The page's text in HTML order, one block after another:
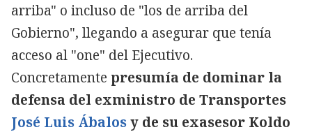
arriba" o incluso de "los de arriba del
Gobierno", llegando a asegurar que tenía
acceso al "one" del Ejecutivo.
Concretamente presumía de dominar la
defensa del exministro de Transportes
José Luis Ábalosy de su exasesor Koldo